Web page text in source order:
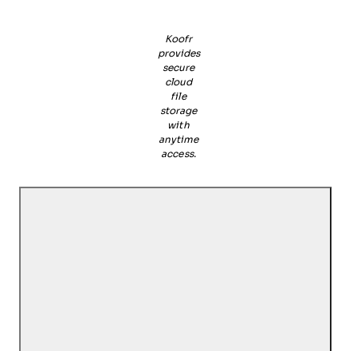
Koofr
provides
secure
cloud
file
storage
with
anytime
access.